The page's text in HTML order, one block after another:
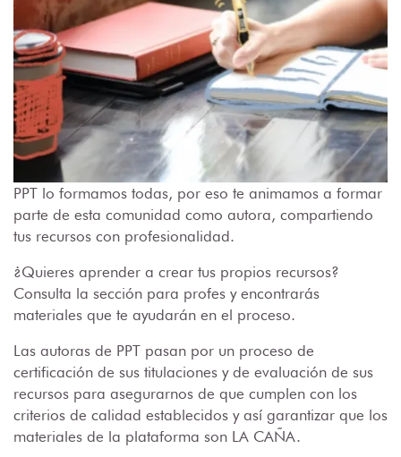
PPT lo formamos todas, por eso te animamos a formar
parte de esta comunidad como autora, compartiendo
tus recursos con profesionalidad.
¿Quieres aprender a crear tus propios recursos?
Consulta la sección para profes y encontrarás
materiales que te ayudarán en el proceso.
Las autoras de PPT pasan por un proceso de
certificación de sus titulaciones y de evaluación de sus
recursos para asegurarnos de que cumplen con los
criterios de calidad establecidos y así garantizar que los
materiales de la plataforma son LA CAÑA.